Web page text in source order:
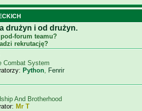
drużyn i od drużyn.
forum teamu?
rekrutację?
Combat System
Python, Fenrir
And Brotherhood
Mr T